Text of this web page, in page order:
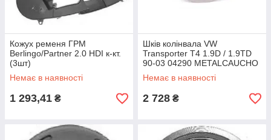
Кожух ременя ГРМ
Berlingo/Partner 2.0 HDI к-кт.
(3шт)
Немає в наявності
1 293,41 ₴
Шків колінвала VW
Transporter T4 1.9D / 1.9TD
90-03 04290 METALCAUCHO
Немає в наявності
2 728 ₴